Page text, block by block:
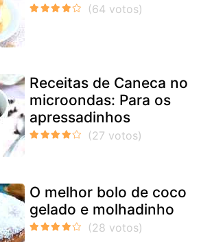
Receitas de Caneca no
microondas: Para os
apressadinhos
O melhor bolo de coco
gelado e molhadinho